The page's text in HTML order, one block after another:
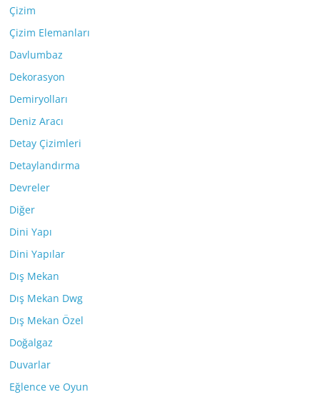
Çizim
Çizim Elemanları
Davlumbaz
Dekorasyon
Demiryolları
Deniz Aracı
Detay Çizimleri
Detaylandırma
Devreler
Diğer
Dini Yapı
Dini Yapılar
Dış Mekan
Dış Mekan Dwg
Dış Mekan Özel
Doğalgaz
Duvarlar
Eğlence ve Oyun